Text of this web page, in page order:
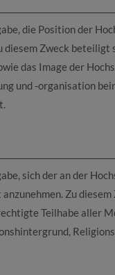
die Position der
Zweck beteiligt
das Image der
und -organisation
sich der an der
Zu
Teilhabe aller